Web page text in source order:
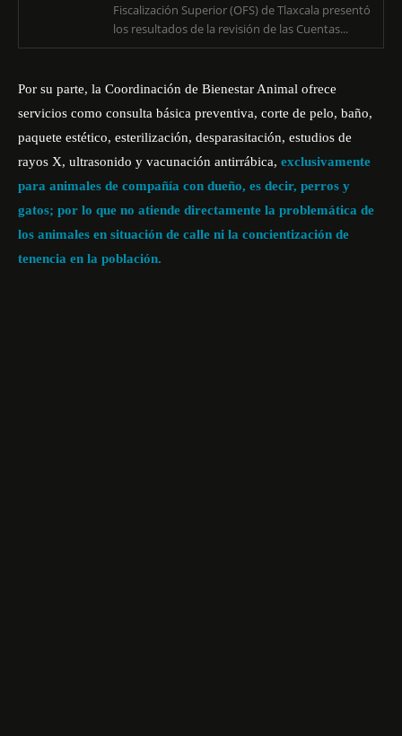
Fiscalización Superior (OFS) de Tlaxcala presentó
los resultados de la revisión de las Cuentas...
Por su parte, la Coordinación de Bienestar Animal ofrece
servicios como consulta básica preventiva, corte de pelo, baño,
paquete estético, esterilización, desparasitación, estudios de
rayos X, ultrasonido y vacunación antirrábica, exclusivamente
para animales de compañía con dueño, es decir, perros y
gatos; por lo que no atiende directamente la problemática de
los animales en situación de calle ni la concientización de
tenencia en la población.